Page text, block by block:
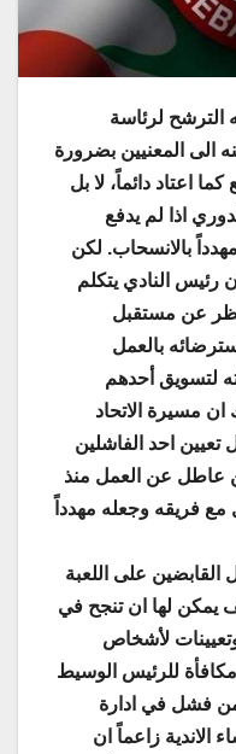
الترشح لرئاسة
الى المعنيين بضرورة
اعتاد دائماً، لا بل
اذا لم يدفع
بالانسحاب. لكن
رئيس النادي يتكلم
عن مستقبل
بالعمل
لتسويق أحدهم
ان مسيرة الاتحاد
احد الفاشلين
عاطل عن العمل منذ
فريقه وجعله مهدداً
على اللعبة
يمكن لها ان تنجح في
لأشخاص
مكافأة للرئيس الوسيط
من فشل في ادارة
الاندية زاعماً ان